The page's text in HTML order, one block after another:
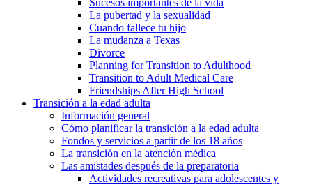
La pubertad y la sexualidad
Cuando fallece tu hijo
La mudanza a Texas
Divorce
Planning for Transition to Adulthood
Transition to Adult Medical Care
Friendships After High School
Transición a la edad adulta
Información general
Cómo planificar la transición a la edad adulta
Fondos y servicios a partir de los 18 años
La transición en la atención médica
Las amistades después de la preparatoria
Actividades recreativas para adolescentes y